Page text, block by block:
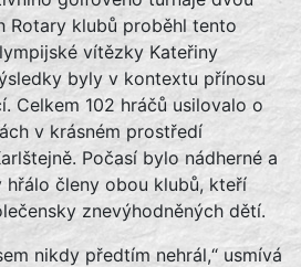
Rotary klubů proběhl tento
vítězky Kateřiny
byly v kontextu přínosu
Celkem 102 hráčů usilovalo o
v krásném prostředí
Počasí bylo nádherné a
hřálo členy obou klubů, kteří
znevýhodněných dětí.
nikdy předtím nehrál,“ usmívá